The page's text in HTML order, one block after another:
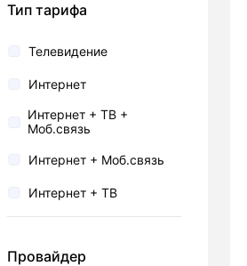
Тип тарифа
Телевидение
Интернет
Интернет + ТВ +
Моб.связь
Интернет + Моб.связь
Интернет + ТВ
Провайдер